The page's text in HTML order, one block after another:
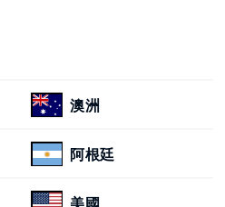
澳洲
阿根廷
美國